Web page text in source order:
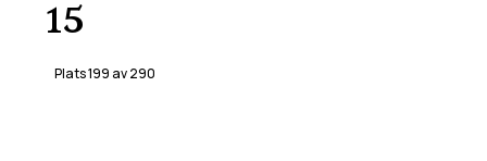
15
Plats199 av290